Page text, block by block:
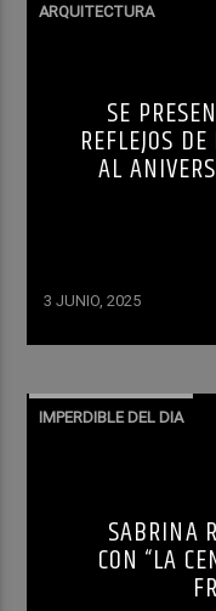
ARQUITECTURA
SE
REFLEJOS
AL
3 JUNIO, 2025
IMPERDIBLE DEL DIA
SABRINA
CON “LA